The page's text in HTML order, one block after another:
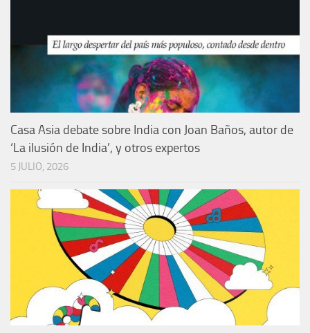
Casa Asia debate sobre India con Joan Baños, autor de
‘La ilusión de India’, y otros expertos
5 JULIO, 2026